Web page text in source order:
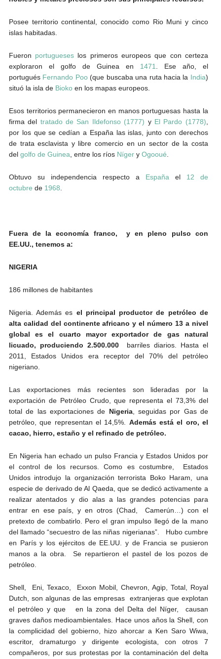
Posee territorio continental, conocido como Rio Muni y cinco
islas habitadas.
Fueron portugueses los primeros europeos que con certeza
exploraron el golfo de Guinea en 1471. Ese año, el
portugués Fernando Poo(que buscaba una ruta hacia la India)
situó la isla de Biokoen los mapas europeos.
Esos territorios permanecieron en manos portuguesas hasta la
firma del tratado de San Ildefonso (1777) y El Pardo (1778),
por los que se cedían a España las islas, junto con derechos
de trata esclavista y libre comercio en un sector de la costa
del golfo de Guinea, entre los ríos Nígery Ogooué.
Obtuvo su independencia respecto a Españael 12 de
octubre de 1968.
Fuera de la economía franco, y en pleno pulso con
EE.UU., tenemos a:
NIGERIA
186 millones de habitantes
Nigeria. Además es el principal productor de petróleo de
alta calidad del continente africano y el número 13 a nivel
global es el cuarto mayor exportador de gas natural
licuado, produciendo 2.500.000barriles diarios. Hasta el
2011, Estados Unidos era receptor del 70% del petróleo
nigeriano.
Las exportaciones más recientes son lideradas por la
exportación de Petróleo Crudo, que representa el 73,3% del
total de las exportaciones de Nigeria, seguidas por Gas de
petróleo, que representan el 14,5%. Además está el oro, el
cacao, hierro, estaño y el refinado de petróleo.
En Nigeria han echado un pulso Francia y Estados Unidos por
el control de los recursos. Como es costumbre, Estados
Unidos introdujo la organización terrorista Boko Haram, una
especie de derivado de Al Qaeda, que se dedicó activamente a
realizar atentados y dio alas a las grandes potencias para
entrar en ese país, y en otros (Chad, Camerún…) con el
pretexto de combatirlo. Pero el gran impulso llegó de la mano
del llamado “secuestro de las niñas nigerianas”. Hubo cumbre
en París y los ejércitos de EE.UU. y de Francia se pusieron
manos a la obra. Se repartieron el pastel de los pozos de
petróleo.
Shell, Eni, Texaco, Exxon Mobil, Chevron, Agip, Total, Royal
Dutch, son algunas de las empresas extranjeras que explotan
el petróleo y que en la zona del Delta del Níger, causan
graves daños medioambientales. Hace unos años la Shell, con
la complicidad del gobierno, hizo ahorcar a Ken Saro Wiwa,
escritor, dramaturgo y dirigente ecologista, con otros 7
compañeros, por sus protestas por la contaminación del delta